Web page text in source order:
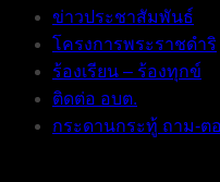
ข่าวประชาสัมพันธ์
โครงการพระราชดำริ
ร้องเรียน – ร้องทุกข์
ติดต่อ อบต.
กระดานกระทู้ ถาม-ต